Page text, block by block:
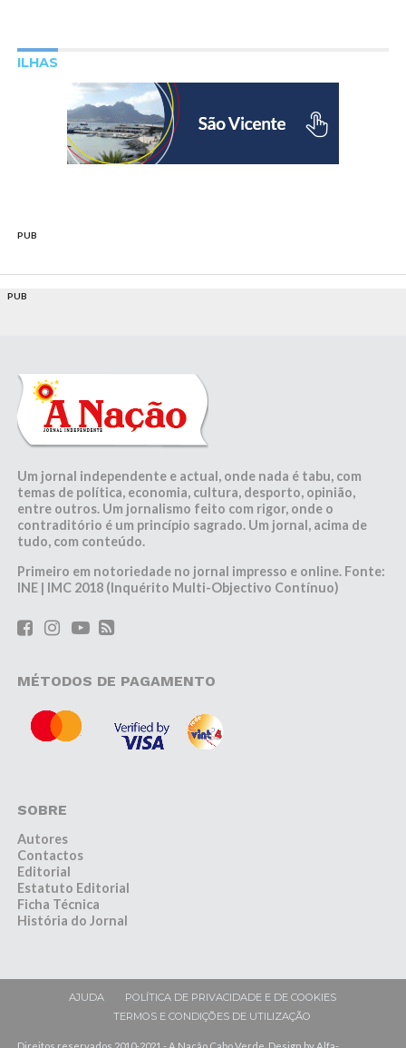
ILHAS
PUB
PUB
Um jornal independente e actual, onde nada é tabu, com
temas de política, economia, cultura, desporto, opinião,
entre outros. Um jornalismo feito com rigor, onde o
contraditório é um princípio sagrado. Um jornal, acima de
tudo, com conteúdo.
Primeiro em notoriedade no jornal impresso e online. Fonte:
INE | IMC 2018 (Inquérito Multi-Objectivo Contínuo)
MÉTODOS DE PAGAMENTO
SOBRE
Autores
Contactos
Editorial
Estatuto Editorial
Ficha Técnica
História do Jornal
AJUDA
POLÍTICA DE PRIVACIDADE E DE COOKIES
TERMOS E CONDIÇÕES DE UTILIZAÇÃO